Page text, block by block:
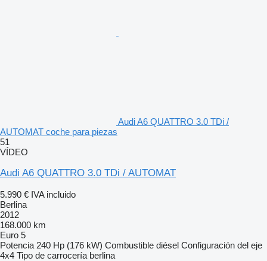
Audi A6 QUATTRO 3.0 TDi /
AUTOMAT coche para piezas
51
VÍDEO
Audi A6 QUATTRO 3.0 TDi / AUTOMAT
5.990 € IVA incluido
Berlina
2012
168.000 km
Euro 5
Potencia 240 Hp (176 kW) Combustible diésel Configuración del eje
4x4 Tipo de carrocería berlina